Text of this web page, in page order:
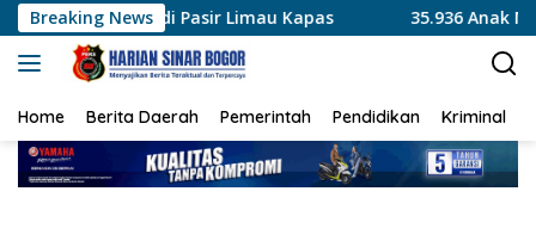
Langsung
ke
konten
Breaking News
Limau Kapas 35.936 Anak Muda Main Bareng di
Home Berita Daerah Pemerintah Pendidikan Kriminal